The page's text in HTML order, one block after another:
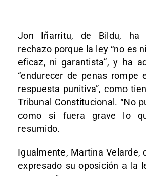
Jon Iñarritu, de Bildu, ha
rechazo porque la ley “no es
eficaz, ni garantista”, y ha
“endurecer de penas rompe
respuesta punitiva”, como
Tribunal Constitucional. “No
como si fuera grave lo
resumido.
Igualmente, Martina Velarde,
expresado su oposición a la